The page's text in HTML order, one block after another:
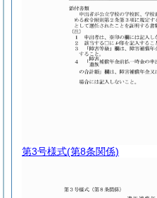
第3号様式(第8条関係)